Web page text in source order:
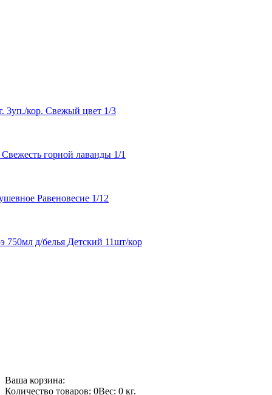
3уп./кор. Свежый цвет 1/3
горной лаванды 1/1
Равеновесие 1/12
д/белья Детский 11шт/кор
Ваша корзина:
Количество товаров: 0Вес: 0 кг.